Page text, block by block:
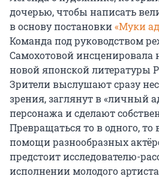
дочерью, чтобы написать
в основу постановки«Муки
Команда под руководством
Самохотовой инсценировала
новой японской литературы
Зрители выслушают сразу
зрения, заглянут в «личный
персонажа и сделают
Превращаться то в одного, то
помощи разнообразных
предстоит исследователю-
исполнении молодого